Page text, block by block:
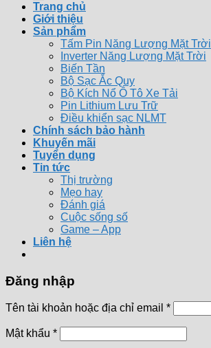
Trang chủ
Giới thiệu
Sản phẩm
Tấm Pin Năng Lượng Mặt Trời
Inverter Năng Lượng Mặt Trời
Biến Tần
Bộ Sạc Ắc Quy
Bộ Kích Nổ Ô Tô Xe Tải
Pin Lithium Lưu Trữ
Điều khiển sạc NLMT
Chính sách bảo hành
Khuyến mãi
Tuyển dụng
Tin tức
Thị trường
Mẹo hay
Đánh giá
Cuộc sống số
Game – App
Liên hệ
Đăng nhập
Tên tài khoản hoặc địa chỉ email *
Mật khẩu *